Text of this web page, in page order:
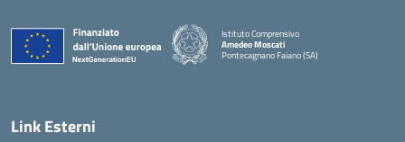
Istituto Comprensivo
Amedeo Moscati
Pontecagnano Faiano (SA)
— Visita la pagina iniziale della scuola
Link Esterni